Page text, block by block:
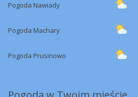
Pogoda Nawiady
Pogoda Machary
Pogoda Prusinowo